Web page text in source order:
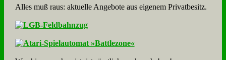
Alles muß raus: aktuelle An­ge­bo­te aus eigenem Privatbesitz.